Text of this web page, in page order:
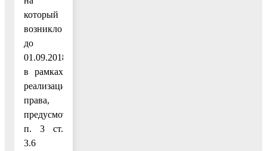
который
возникло
до
01.09.2018,
в рамках
реализации
права,
предусмотренного
п. 3 ст.
3.6